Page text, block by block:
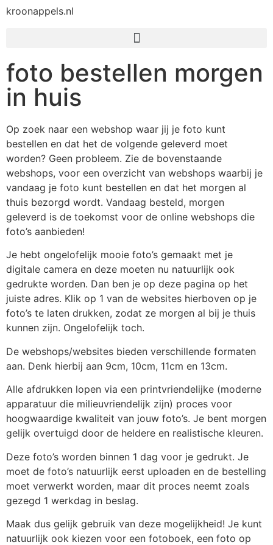
kroonappels.nl
foto bestellen morgen
in huis
Op zoek naar een webshop waar jij je foto kunt
bestellen en dat het de volgende geleverd moet
worden? Geen probleem. Zie de bovenstaande
webshops, voor een overzicht van webshops waarbij je
vandaag je foto kunt bestellen en dat het morgen al
thuis bezorgd wordt. Vandaag besteld, morgen
geleverd is de toekomst voor de online webshops die
foto’s aanbieden!
Je hebt ongelofelijk mooie foto’s gemaakt met je
digitale camera en deze moeten nu natuurlijk ook
gedrukte worden. Dan ben je op deze pagina op het
juiste adres. Klik op 1 van de websites hierboven op je
foto’s te laten drukken, zodat ze morgen al bij je thuis
kunnen zijn. Ongelofelijk toch.
De webshops/websites bieden verschillende formaten
aan. Denk hierbij aan 9cm, 10cm, 11cm en 13cm.
Alle afdrukken lopen via een printvriendelijke (moderne
apparatuur die milieuvriendelijk zijn) proces voor
hoogwaardige kwaliteit van jouw foto’s. Je bent morgen
gelijk overtuigd door de heldere en realistische kleuren.
Deze foto’s worden binnen 1 dag voor je gedrukt. Je
moet de foto’s natuurlijk eerst uploaden en de bestelling
moet verwerkt worden, maar dit proces neemt zoals
gezegd 1 werkdag in beslag.
Maak dus gelijk gebruik van deze mogelijkheid! Je kunt
natuurlijk ook kiezen voor een fotoboek, een foto op